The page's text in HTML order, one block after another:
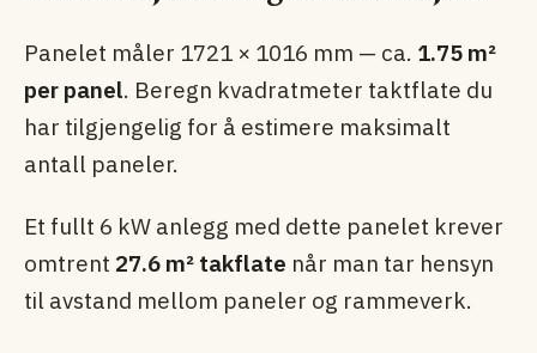
Panelet måler 1721 × 1016 mm — ca. 1.75 m²
per panel. Beregn kvadratmeter taktflate du
har tilgjengelig for å estimere maksimalt
antall paneler.
Et fullt 6 kW anlegg med dette panelet krever
omtrent 27.6 m² takflate når man tar hensyn
til avstand mellom paneler og rammeverk.